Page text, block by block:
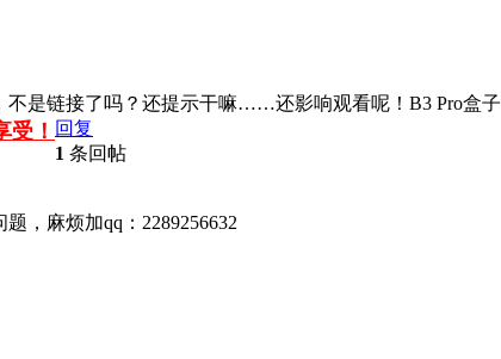
不是链接了吗？还提示干嘛……还影响观看呢！B3 Pro盒子
受！ 回复
1 条回帖
，麻烦加qq：2289256632